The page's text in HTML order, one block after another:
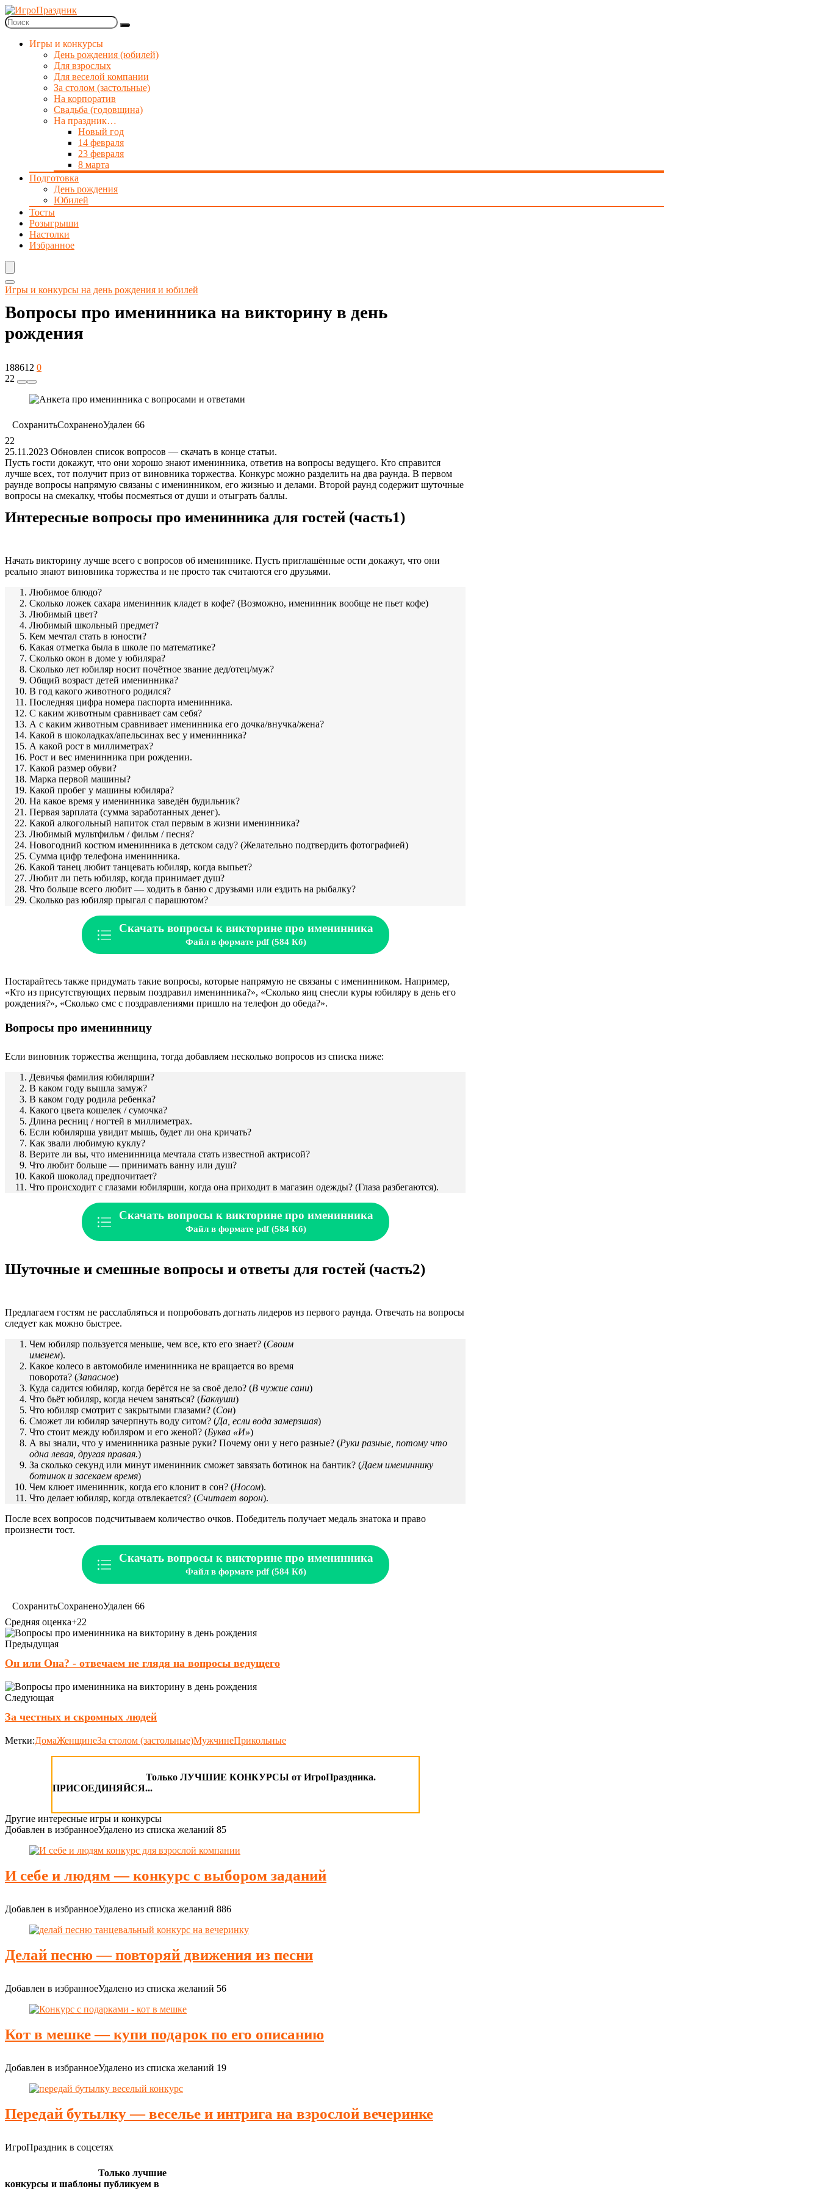
Игры и конкурсы
День рождения (юбилей)
Для взрослых
Для веселой компании
За столом (застольные)
На корпоратив
Свадьба (годовщина)
На праздник…
Новый год
14 февраля
23 февраля
8 марта
Подготовка
День рождения
Юбилей
Тосты
Розыгрыши
Настолки
Избранное
Игры и конкурсы на день рождения и юбилей
Вопросы про именинника на викторину в день
рождения
188612 0
22
СохранитьСохраненоУдален 66
22
25.11.2023 Обновлен список вопросов — скачать в конце статьи.
Пусть гости докажут, что они хорошо знают именинника, ответив на вопросы ведущего. Кто справится
лучше всех, тот получит приз от виновника торжества. Конкурс можно разделить на два раунда. В первом
раунде вопросы напрямую связаны с именинником, его жизнью и делами. Второй раунд содержит шуточные
вопросы на смекалку, чтобы посмеяться от души и отыграть баллы.
Интересные вопросы про именинника для гостей (часть1)
Начать викторину лучше всего с вопросов об имениннике. Пусть приглашённые ости докажут, что они
реально знают виновника торжества и не просто так считаются его друзьями.
Любимое блюдо?
Сколько ложек сахара именинник кладет в кофе? (Возможно, именинник вообще не пьет кофе)
Любимый цвет?
Любимый школьный предмет?
Кем мечтал стать в юности?
Какая отметка была в школе по математике?
Сколько окон в доме у юбиляра?
Сколько лет юбиляр носит почётное звание дед/отец/муж?
Общий возраст детей именинника?
В год какого животного родился?
Последняя цифра номера паспорта именинника.
С каким животным сравнивает сам себя?
А с каким животным сравнивает именинника его дочка/внучка/жена?
Какой в шоколадках/апельсинах вес у именинника?
А какой рост в миллиметрах?
Рост и вес именинника при рождении.
Какой размер обуви?
Марка первой машины?
Какой пробег у машины юбиляра?
На какое время у именинника заведён будильник?
Первая зарплата (сумма заработанных денег).
Какой алкогольный напиток стал первым в жизни именинника?
Любимый мультфильм / фильм / песня?
Новогодний костюм именинника в детском саду? (Желательно подтвердить фотографией)
Сумма цифр телефона именинника.
Какой танец любит танцевать юбиляр, когда выпьет?
Любит ли петь юбиляр, когда принимает душ?
Что больше всего любит — ходить в баню с друзьями или ездить на рыбалку?
Сколько раз юбиляр прыгал с парашютом?
Скачать вопросы к викторине про именинника
Файл в формате pdf (584 Кб)
Постарайтесь также придумать такие вопросы, которые напрямую не связаны с именинником. Например,
«Кто из присутствующих первым поздравил именинника?», «Сколько яиц снесли куры юбиляру в день его
рождения?», «Сколько смс с поздравлениями пришло на телефон до обеда?».
Вопросы про именинницу
Если виновник торжества женщина, тогда добавляем несколько вопросов из списка ниже:
Девичья фамилия юбилярши?
В каком году вышла замуж?
В каком году родила ребенка?
Какого цвета кошелек / сумочка?
Длина ресниц / ногтей в миллиметрах.
Если юбилярша увидит мышь, будет ли она кричать?
Как звали любимую куклу?
Верите ли вы, что именинница мечтала стать известной актрисой?
Что любит больше — принимать ванну или душ?
Какой шоколад предпочитает?
Что происходит с глазами юбилярши, когда она приходит в магазин одежды? (Глаза разбегаются).
Скачать вопросы к викторине про именинника
Файл в формате pdf (584 Кб)
Шуточные и смешные вопросы и ответы для гостей (часть2)
Предлагаем гостям не расслабляться и попробовать догнать лидеров из первого раунда. Отвечать на вопросы
следует как можно быстрее.
Чем юбиляр пользуется меньше, чем все, кто его знает? (Своим
именем).
Какое колесо в автомобиле именинника не вращается во время
поворота? (Запасное)
Куда садится юбиляр, когда берётся не за своё дело? (В чужие сани)
Что бьёт юбиляр, когда нечем заняться? (Баклуши)
Что юбиляр смотрит с закрытыми глазами? (Сон)
Сможет ли юбиляр зачерпнуть воду ситом? (Да, если вода замерзшая)
Что стоит между юбиляром и его женой? (Буква «И»)
А вы знали, что у именинника разные руки? Почему они у него разные? (Руки разные, потому что
одна левая, другая правая.)
За сколько секунд или минут именинник сможет завязать ботинок на бантик? (Даем имениннику
ботинок и засекаем время)
Чем клюет именинник, когда его клонит в сон? (Носом).
Что делает юбиляр, когда отвлекается? (Считает ворон).
После всех вопросов подсчитываем количество очков. Победитель получает медаль знатока и право
произнести тост.
Скачать вопросы к викторине про именинника
Файл в формате pdf (584 Кб)
СохранитьСохраненоУдален 66
Средняя оценка+22
Предыдущая
Он или Она? - отвечаем не глядя на вопросы ведущего
Следующая
За честных и скромных людей
Метки:ДомаЖенщинеЗа столом (застольные)МужчинеПрикольные
Только ЛУЧШИЕ КОНКУРСЫ от ИгроПраздника.
ПРИСОЕДИНЯЙСЯ...
Другие интересные игры и конкурсы
Добавлен в избранноеУдалено из списка желаний 85
И себе и людям — конкурс с выбором заданий
Добавлен в избранноеУдалено из списка желаний 886
Делай песню — повторяй движения из песни
Добавлен в избранноеУдалено из списка желаний 56
Кот в мешке — купи подарок по его описанию
Добавлен в избранноеУдалено из списка желаний 19
Передай бутылку — веселье и интрига на взрослой вечеринке
ИгроПраздник в соцсетях
Только лучшие
конкурсы и шаблоны публикуем в